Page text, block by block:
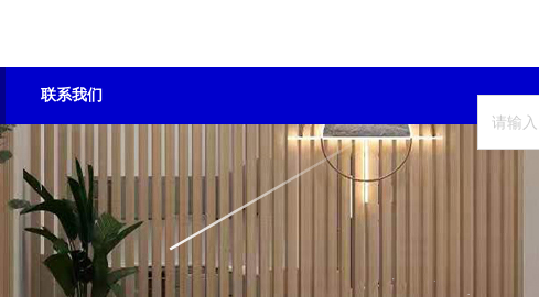
联系我们